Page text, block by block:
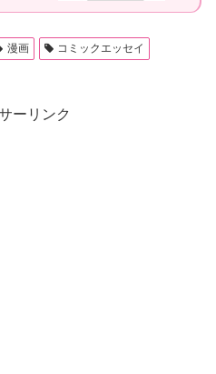
漫画
コミックエッセイ
ーリンク